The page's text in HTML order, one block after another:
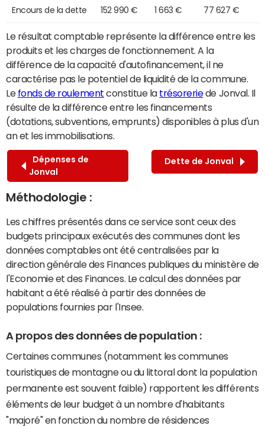
Encours de la dette 152 990 € 1 663 € 77 627 €
Le résultat comptable représente la différence entre les
produits et les charges de fonctionnement. A la
différence de la capacité d'autofinancement, il ne
caractérise pas le potentiel de liquidité de la commune.
Le fonds de roulement constitue la trésoreriede Jonval. Il
résulte de la différence entre les financements
(dotations, subventions, emprunts) disponibles à plus d'un
an et les immobilisations.
Dépenses de
Jonval
Dette de Jonval
Méthodologie :
Les chiffres présentés dans ce service sont ceux des
budgets principaux exécutés des communes dont les
données comptables ont été centralisées par la
direction générale des Finances publiques du ministère de
l'Economie et des Finances. Le calcul des données par
habitant a été réalisé à partir des données de
populations fournies par l'Insee.
A propos des données de population :
Certaines communes (notamment les communes
touristiques de montagne ou du littoral dont la population
permanente est souvent faible) rapportent les différents
éléments de leur budget à un nombre d'habitants
"majoré" en fonction du nombre de résidences